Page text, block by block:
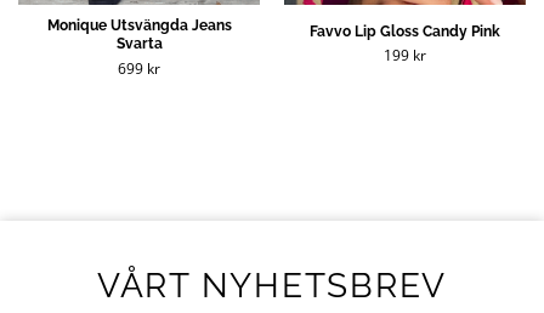
Monique Utsvängda Jeans
Svarta
699 kr
Favvo Lip Gloss Candy Pink
199 kr
VÅRT NYHETSBREV